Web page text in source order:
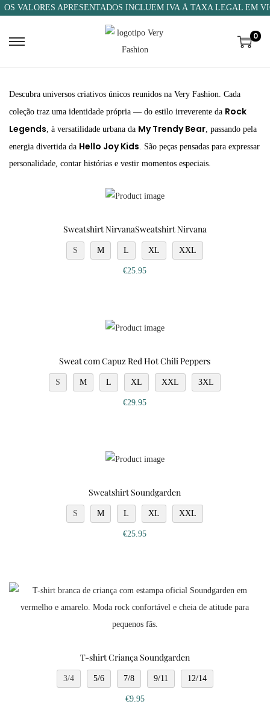
OS VALORES APRESENTADOS INCLUEM IVA À TAXA LEGAL EM
0
Descubra universos criativos únicos reunidos na Very Fashion. Cada
coleção traz uma identidade própria — do estilo irreverente da Rock
Legends, à versatilidade urbana da My Trendy Bear, passando pela
energia divertida da Hello Joy Kids. São peças pensadas para expressar
personalidade, contar histórias e vestir momentos especiais.
Sweatshirt NirvanaSweatshirt Nirvana
S M L XL XXL
€25.95
Sweat com Capuz Red Hot Chili Peppers
S M L XL XXL 3XL
€29.95
Sweatshirt Soundgarden
S M L XL XXL
€25.95
T-shirt Criança Soundgarden
3/4 5/6 7/8 9/11 12/14
€9.95